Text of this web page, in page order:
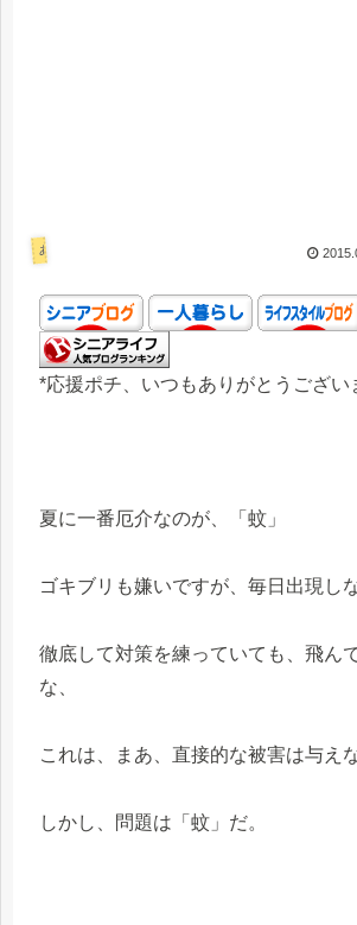
あれこれ
*応援ポチ、いつもありがとうござい
夏に一番厄介なのが、「蚊」
ゴキブリも嫌いですが、毎日出現し
徹底して対策を練っていても、飛ん
な、
これは、まあ、直接的な被害は与えな
しかし、問題は「蚊」だ。